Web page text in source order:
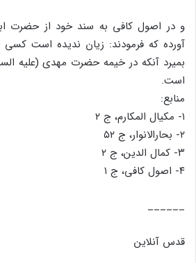
و در اصول کافی به سند خود از حضرت
آورده که فرمودند: زیان ندیده است کسی
بمیرد آنکه در خیمه حضرت مهدی (علیه
است.
منابع:
۱- مکیال المکارم، ج ۲
۲- بحارالانوار، ج ۵۲
۳- کمال الدین، ج ۲
۴- اصول کافی، ج ۱
______
قدس آنلاین